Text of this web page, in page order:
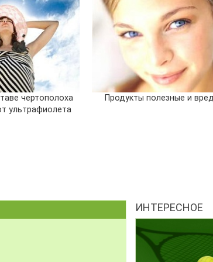
чертополоха
ультрафиолета
Продукты полезные и
ИНТЕРЕСНОЕ